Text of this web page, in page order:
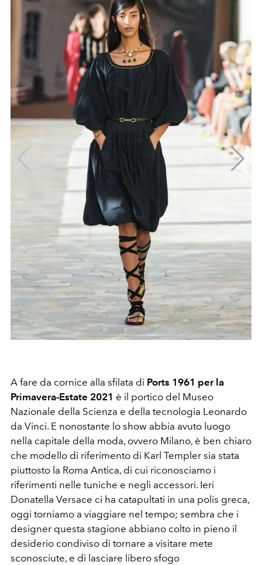
A fare da cornice alla sfilata di Ports 1961 per la
Primavera-Estate 2021 è il portico del Museo
Nazionale della Scienza e della tecnologia Leonardo
da Vinci. E nonostante lo show abbia avuto luogo
nella capitale della moda, ovvero Milano, è ben chiaro
che modello di riferimento di Karl Templer sia stata
piuttosto la Roma Antica, di cui riconosciamo i
riferimenti nelle tuniche e negli accessori. Ieri
Donatella Versace ci ha catapultati in una polis greca,
oggi torniamo a viaggiare nel tempo; sembra che i
designer questa stagione abbiano colto in pieno il
desiderio condiviso di tornare a visitare mete
sconosciute, e di lasciare libero sfogo